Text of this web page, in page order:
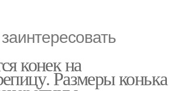
конек на
Размеры конька